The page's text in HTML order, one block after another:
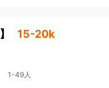
】 15-20k
1-49人